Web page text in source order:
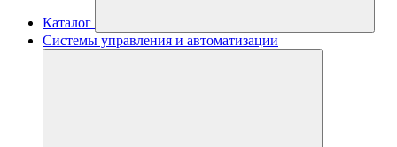
Каталог
Системы управления и автоматизации